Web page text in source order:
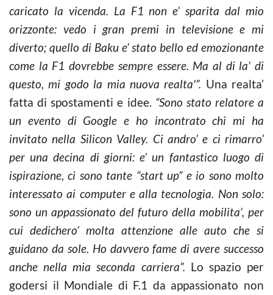
caricato la vicenda. La F1 non e’ sparita dal mio
orizzonte: vedo i gran premi in televisione e mi
diverto; quello di Baku e’ stato bello ed emozionante
come la F1 dovrebbe sempre essere. Ma al di la’ di
questo, mi godo la mia nuova realta'”. Una realta’
fatta di spostamenti e idee. “Sono stato relatore a
un evento di Google e ho incontrato chi mi ha
invitato nella Silicon Valley. Ci andro’ e ci rimarro’
per una decina di giorni: e’ un fantastico luogo di
ispirazione, ci sono tante “start up” e io sono molto
interessato ai computer e alla tecnologia. Non solo:
sono un appassionato del futuro della mobilita’, per
cui dedichero’ molta attenzione alle auto che si
guidano da sole. Ho davvero fame di avere successo
anche nella mia seconda carriera”. Lo spazio per
godersi il Mondiale di F.1 da appassionato non